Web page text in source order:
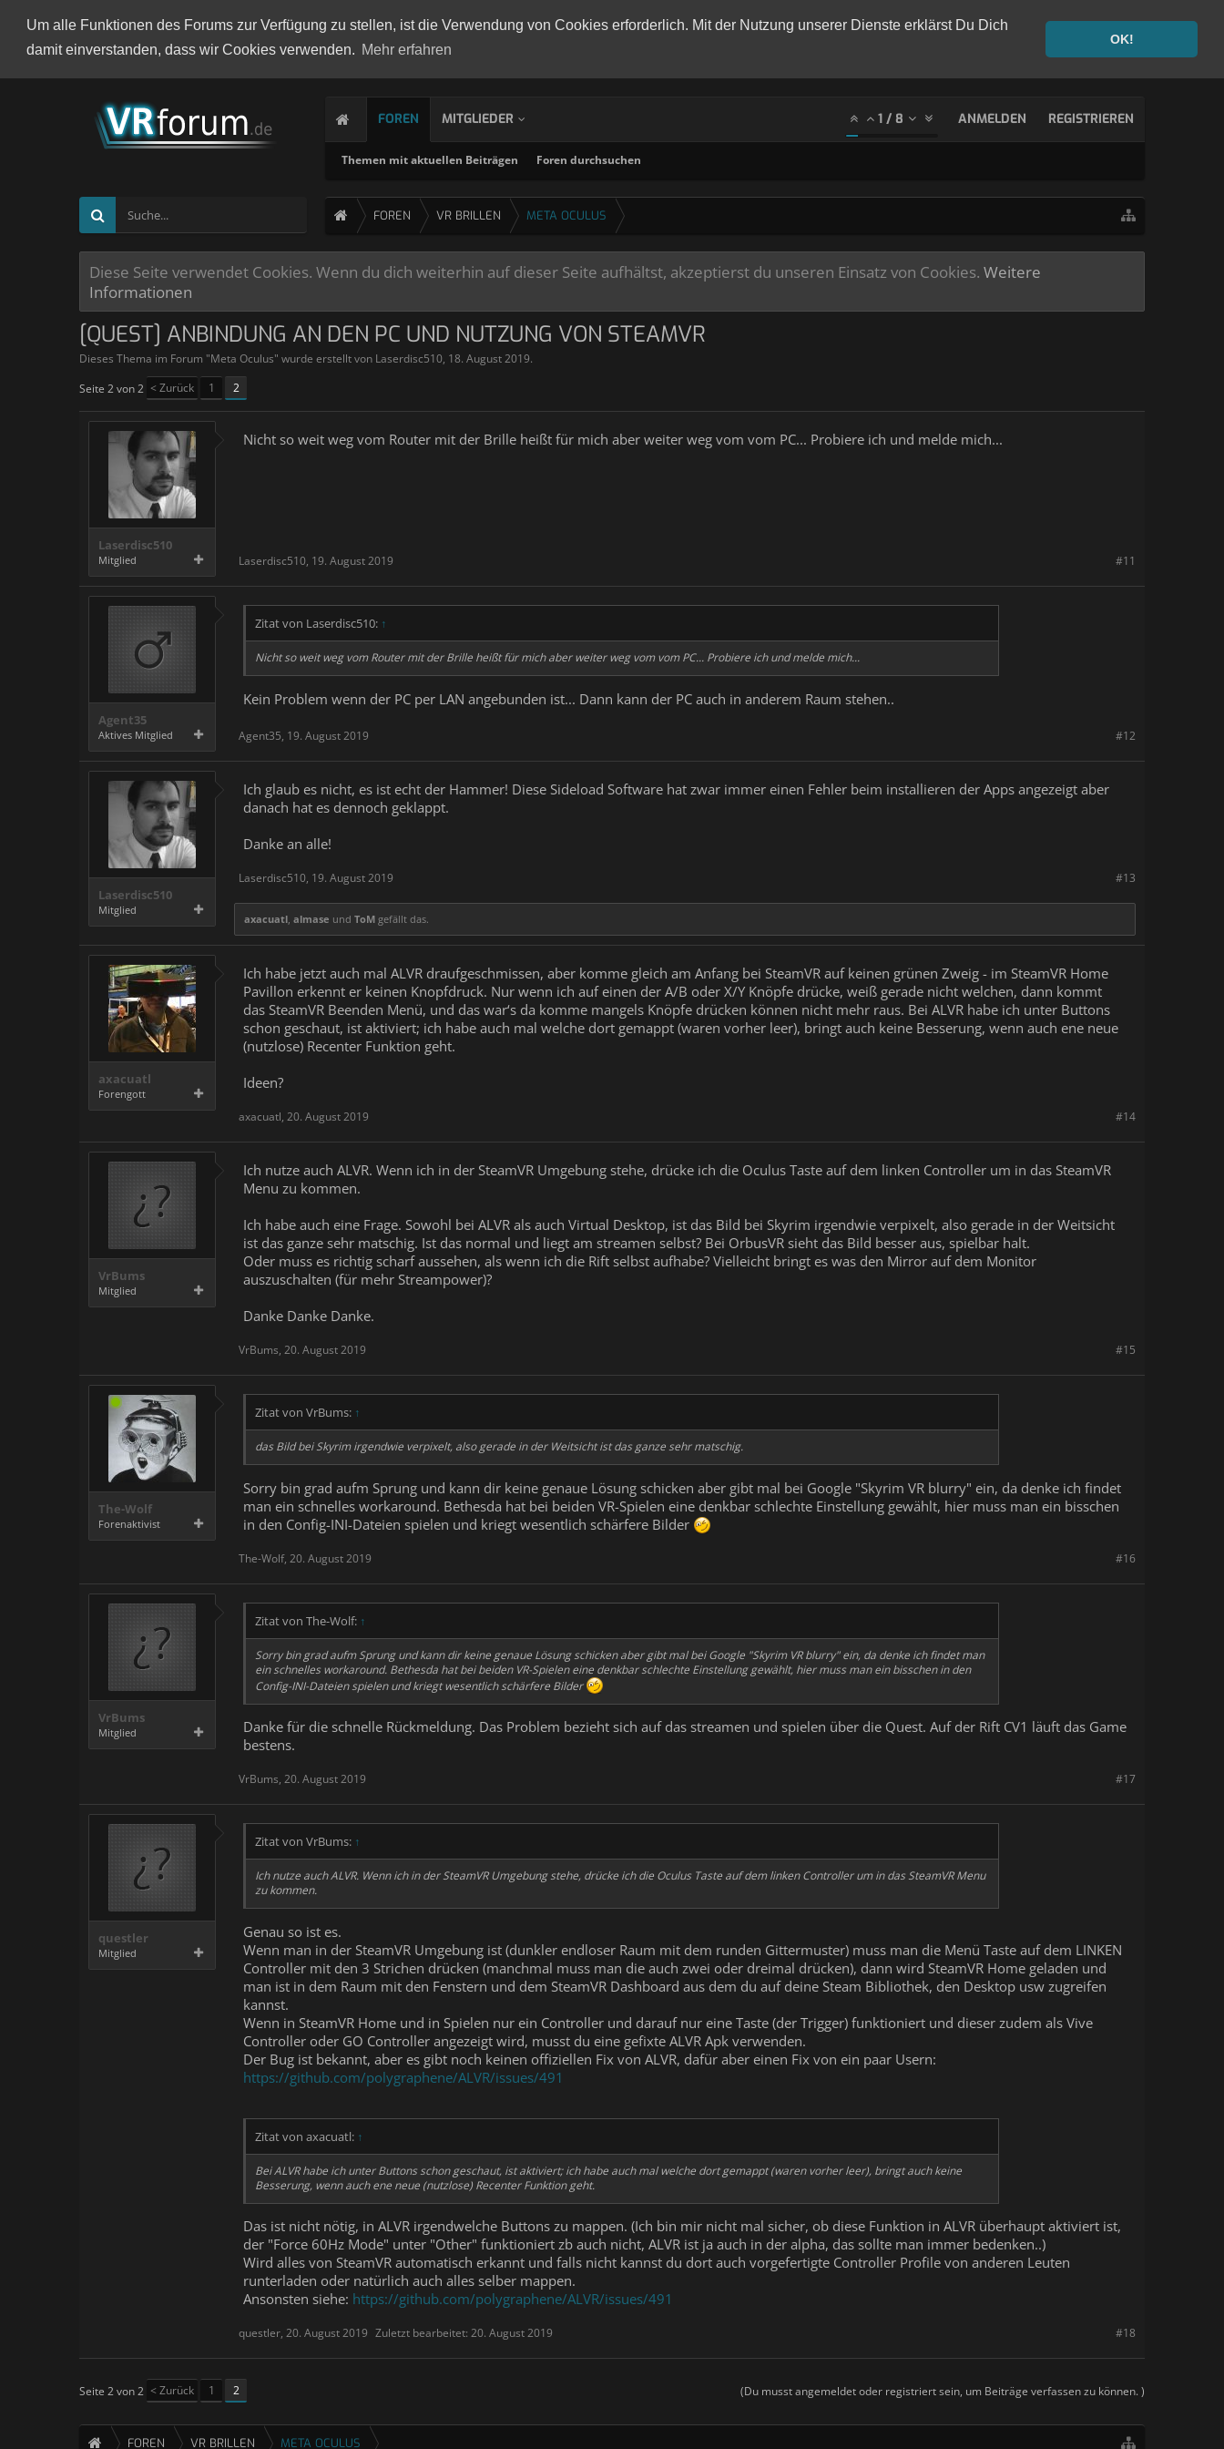
Um alle Funktionen des Forums zur Verfügung zu stellen, ist die Verwendung von Cookies erforderlich. Mit der Nutzung unserer Dienste erklärst Du Dich
damit einverstanden, dass wir Cookies verwenden. Mehr erfahren
OK!
FOREN
Themen mit aktuellen Beiträgen Foren durchsuchen
MITGLIEDER 1 / 8 ANMELDEN REGISTRIEREN
FOREN VR BRILLEN META OCULUS
Diese Seite verwendet Cookies. Wenn du dich weiterhin auf dieser Seite aufhältst, akzeptierst du unseren Einsatz von Cookies. Weitere
Informationen
[QUEST] ANBINDUNG AN DEN PC UND NUTZUNG VON STEAMVR
Dieses Thema im Forum "Meta Oculus" wurde erstellt von Laserdisc510, 18. August 2019.
Seite 2 von 2 < Zurück 1 2
Laserdisc510
Mitglied
Nicht so weit weg vom Router mit der Brille heißt für mich aber weiter weg vom vom PC... Probiere ich und melde mich...
#11
Laserdisc510, 19. August 2019
Agent35
Aktives Mitglied
Zitat von Laserdisc510: ↑
Nicht so weit weg vom Router mit der Brille heißt für mich aber weiter weg vom vom PC... Probiere ich und melde mich...
Kein Problem wenn der PC per LAN angebunden ist... Dann kann der PC auch in anderem Raum stehen..
#12
Agent35, 19. August 2019
Laserdisc510
Mitglied
Ich glaub es nicht, es ist echt der Hammer! Diese Sideload Software hat zwar immer einen Fehler beim installieren der Apps angezeigt aber
danach hat es dennoch geklappt.
Danke an alle!
#13
Laserdisc510, 19. August 2019
axacuatl, almase und ToM gefällt das.
axacuatl
Forengott
Ich habe jetzt auch mal ALVR draufgeschmissen, aber komme gleich am Anfang bei SteamVR auf keinen grünen Zweig - im SteamVR Home
Pavillon erkennt er keinen Knopfdruck. Nur wenn ich auf einen der A/B oder X/Y Knöpfe drücke, weiß gerade nicht welchen, dann kommt
das SteamVR Beenden Menü, und das war‘s da komme mangels Knöpfe drücken können nicht mehr raus. Bei ALVR habe ich unter Buttons
schon geschaut, ist aktiviert; ich habe auch mal welche dort gemappt (waren vorher leer), bringt auch keine Besserung, wenn auch ene neue
(nutzlose) Recenter Funktion geht.
Ideen?
#14
axacuatl, 20. August 2019
VrBums
Mitglied
Ich nutze auch ALVR. Wenn ich in der SteamVR Umgebung stehe, drücke ich die Oculus Taste auf dem linken Controller um in das SteamVR
Menu zu kommen.
Ich habe auch eine Frage. Sowohl bei ALVR als auch Virtual Desktop, ist das Bild bei Skyrim irgendwie verpixelt, also gerade in der Weitsicht
ist das ganze sehr matschig. Ist das normal und liegt am streamen selbst? Bei OrbusVR sieht das Bild besser aus, spielbar halt.
Oder muss es richtig scharf aussehen, als wenn ich die Rift selbst aufhabe? Vielleicht bringt es was den Mirror auf dem Monitor
auszuschalten (für mehr Streampower)?
Danke Danke Danke.
#15
VrBums, 20. August 2019
The-Wolf
Forenaktivist
Zitat von VrBums: ↑
das Bild bei Skyrim irgendwie verpixelt, also gerade in der Weitsicht ist das ganze sehr matschig.
Sorry bin grad aufm Sprung und kann dir keine genaue Lösung schicken aber gibt mal bei Google "Skyrim VR blurry" ein, da denke ich findet
man ein schnelles workaround. Bethesda hat bei beiden VR-Spielen eine denkbar schlechte Einstellung gewählt, hier muss man ein bisschen
in den Config-INI-Dateien spielen und kriegt wesentlich schärfere Bilder
#16
The-Wolf, 20. August 2019
VrBums
Mitglied
Zitat von The-Wolf: ↑
Sorry bin grad aufm Sprung und kann dir keine genaue Lösung schicken aber gibt mal bei Google "Skyrim VR blurry" ein, da denke ich findet man
ein schnelles workaround. Bethesda hat bei beiden VR-Spielen eine denkbar schlechte Einstellung gewählt, hier muss man ein bisschen in den
Config-INI-Dateien spielen und kriegt wesentlich schärfere Bilder
Danke für die schnelle Rückmeldung. Das Problem bezieht sich auf das streamen und spielen über die Quest. Auf der Rift CV1 läuft das Game
bestens.
#17
VrBums, 20. August 2019
questler
Mitglied
Zitat von VrBums: ↑
Ich nutze auch ALVR. Wenn ich in der SteamVR Umgebung stehe, drücke ich die Oculus Taste auf dem linken Controller um in das SteamVR Menu
zu kommen.
Genau so ist es.
Wenn man in der SteamVR Umgebung ist (dunkler endloser Raum mit dem runden Gittermuster) muss man die Menü Taste auf dem LINKEN
Controller mit den 3 Strichen drücken (manchmal muss man die auch zwei oder dreimal drücken), dann wird SteamVR Home geladen und
man ist in dem Raum mit den Fenstern und dem SteamVR Dashboard aus dem du auf deine Steam Bibliothek, den Desktop usw zugreifen
kannst.
Wenn in SteamVR Home und in Spielen nur ein Controller und darauf nur eine Taste (der Trigger) funktioniert und dieser zudem als Vive
Controller oder GO Controller angezeigt wird, musst du eine gefixte ALVR Apk verwenden.
Der Bug ist bekannt, aber es gibt noch keinen offiziellen Fix von ALVR, dafür aber einen Fix von ein paar Usern:
https://github.com/polygraphene/ALVR/issues/491
Zitat von axacuatl: ↑
Bei ALVR habe ich unter Buttons schon geschaut, ist aktiviert; ich habe auch mal welche dort gemappt (waren vorher leer), bringt auch keine
Besserung, wenn auch ene neue (nutzlose) Recenter Funktion geht.
Das ist nicht nötig, in ALVR irgendwelche Buttons zu mappen. (Ich bin mir nicht mal sicher, ob diese Funktion in ALVR überhaupt aktiviert ist,
der "Force 60Hz Mode" unter "Other" funktioniert zb auch nicht, ALVR ist ja auch in der alpha, das sollte man immer bedenken..)
Wird alles von SteamVR automatisch erkannt und falls nicht kannst du dort auch vorgefertigte Controller Profile von anderen Leuten
runterladen oder natürlich auch alles selber mappen.
Ansonsten siehe: https://github.com/polygraphene/ALVR/issues/491
#18
questler, 20. August 2019 Zuletzt bearbeitet: 20. August 2019
(Du musst angemeldet oder registriert sein, um Beiträge verfassen zu können. )
Seite 2 von 2 < Zurück 1 2
FOREN VR BRILLEN META OCULUS